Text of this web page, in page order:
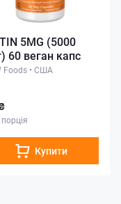
5MG (5000
60 веган капс
Foods • США
Купити